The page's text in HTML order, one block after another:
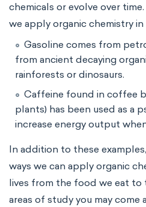
chemicals or evolve over
we apply organic chemistry
Gasoline comes from
from ancient decaying
rainforests or dinosaurs.
Caffeine found in coffee
plants) has been used as a
increase energy output
In addition to these
ways we can apply organic
lives from the food we eat to
areas of study you may come